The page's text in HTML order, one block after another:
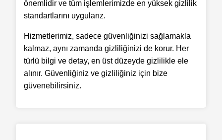
önemlidir ve tüm işlemlerimizde en yüksek gizlilik
standartlarını uygularız.
Hizmetlerimiz, sadece güvenliğinizi sağlamakla
kalmaz, aynı zamanda gizliliğinizi de korur. Her
türlü bilgi ve detay, en üst düzeyde gizlilikle ele
alınır. Güvenliğiniz ve gizliliğiniz için bize
güvenebilirsiniz.